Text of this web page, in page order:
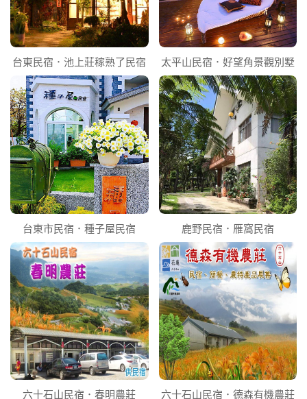
台東民宿．池上莊稼熟了民宿 太平山民宿．好望角景觀別墅
台東市民宿．種子屋民宿 鹿野民宿．雁窩民宿
六十石山民宿．春明農莊 六十石山民宿．德森有機農莊